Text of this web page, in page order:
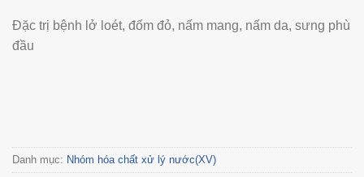
Đặc trị bệnh lở loét, đốm đỏ, nấm mang, nấm da, sưng phù
đầu
Danh mục: Nhóm hóa chất xử lý nước(XV)